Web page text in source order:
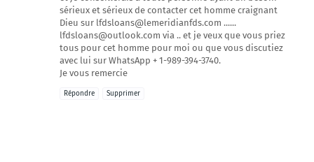
sérieux et sérieux de contacter cet homme craignant
Dieu sur lfdsloans@lemeridianfds.com ......
lfdsloans@outlook.com via .. et je veux que vous priez
tous pour cet homme pour moi ou que vous discutiez
avec lui sur WhatsApp + 1-989-394-3740.
Je vous remercie
Répondre Supprimer